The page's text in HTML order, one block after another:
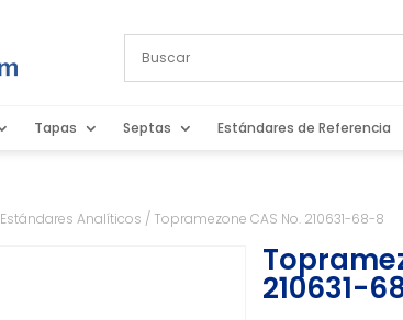
Tapas Septas Estándares de Referencia
Estándares Analíticos / Topramezone CAS No. 210631-68-8
210631-